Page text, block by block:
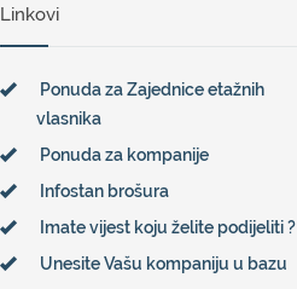
Linkovi
Ponuda za Zajednice etažnih
vlasnika
Ponuda za kompanije
Infostan brošura
Imate vijest koju želite podijeliti ?
Unesite Vašu kompaniju u bazu